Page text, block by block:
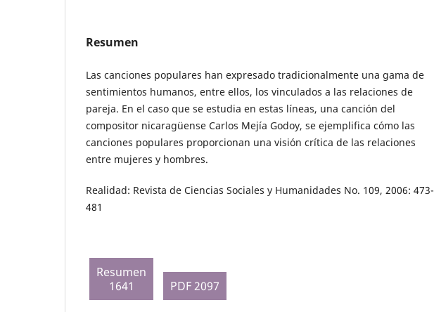
Resumen
Las canciones populares han expresado tradicionalmente una gama de
sentimientos humanos, entre ellos, los vinculados a las relaciones de
pareja. En el caso que se estudia en estas líneas, una canción del
compositor nicaragüense Carlos Mejía Godoy, se ejemplifica cómo las
canciones populares proporcionan una visión crítica de las relaciones
entre mujeres y hombres.
Realidad: Revista de Ciencias Sociales y Humanidades No. 109, 2006: 473-
481
Resumen
1641
PDF 2097